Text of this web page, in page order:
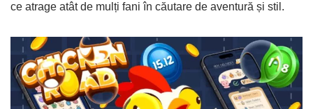
ce atrage atât de mulți fani în căutare de aventură și stil.